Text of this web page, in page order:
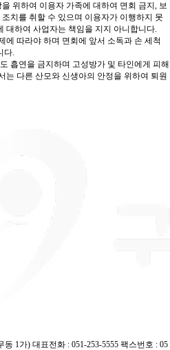
위하여 이용자 가족에 대하여 면회 금지, 보
치를 취할 수 있으며 이용자가 이행하지 못
대하여 사업자는 책임을 지지 아니합니다.
에 따라야 하며 면회에 앞서 소독과 손 세척
다.
흡연을 금지하며 고성방가 및 타인에게 피해
는 다른 산모와 신생아의 안정을 위하여 퇴원
동 1가) 대표전화 : 051-253-5555 팩스번호 : 05